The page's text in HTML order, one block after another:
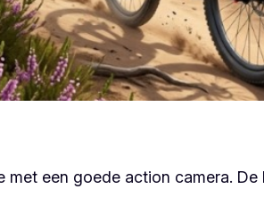
met een goede action camera.